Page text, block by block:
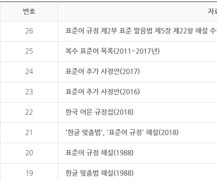
번호 자
26 표준어 규정 제2부 표준 발음법 제5장 제22항 해설
25 복수 표준어 목록(2011~2017년)
24 표준어 추가 사정안(2017)
23 표준어 추가 사정안(2016)
22 한국 어문 규정집(2018)
21 '한글 맞춤법', '표준어 규정' 해설(2018)
20 표준어 규정 해설(1988)
19 한글 맞춤법 해설(1988)